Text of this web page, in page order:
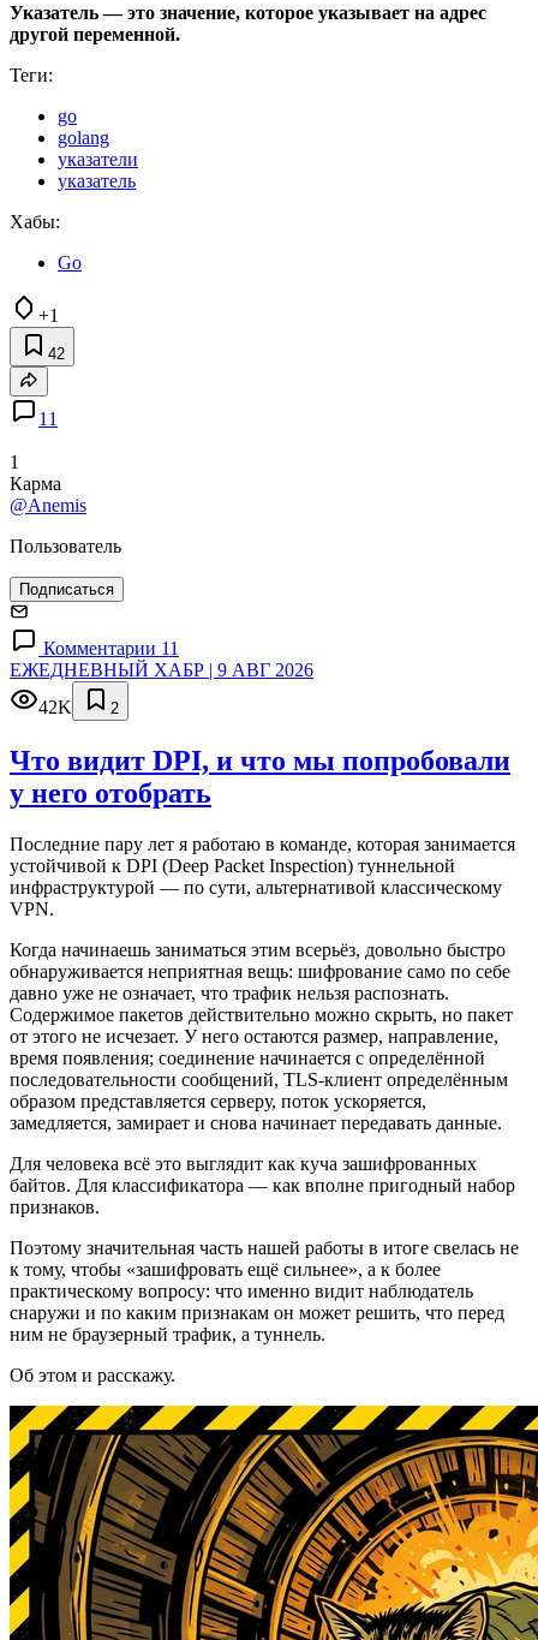
Указатель — это значение, которое указывает на адрес
другой переменной.
Теги:
go
golang
указатели
указатель
Хабы:
Go
+1
42
11
1
Карма
@Anemis
Пользователь
Подписаться
Комментарии 11
ЕЖЕДНЕВНЫЙ ХАБР | 9 АВГ 2026
42K
2
Что видит DPI, и что мы попробовали
у него отобрать
Последние пару лет я работаю в команде, которая занимается
устойчивой к DPI (Deep Packet Inspection) туннельной
инфраструктурой — по сути, альтернативой классическому
VPN.
Когда начинаешь заниматься этим всерьёз, довольно быстро
обнаруживается неприятная вещь: шифрование само по себе
давно уже не означает, что трафик нельзя распознать.
Содержимое пакетов действительно можно скрыть, но пакет
от этого не исчезает. У него остаются размер, направление,
время появления; соединение начинается с определённой
последовательности сообщений, TLS-клиент определённым
образом представляется серверу, поток ускоряется,
замедляется, замирает и снова начинает передавать данные.
Для человека всё это выглядит как куча зашифрованных
байтов. Для классификатора — как вполне пригодный набор
признаков.
Поэтому значительная часть нашей работы в итоге свелась не
к тому, чтобы «зашифровать ещё сильнее», а к более
практическому вопросу: что именно видит наблюдатель
снаружи и по каким признакам он может решить, что перед
ним не браузерный трафик, а туннель.
Об этом и расскажу.